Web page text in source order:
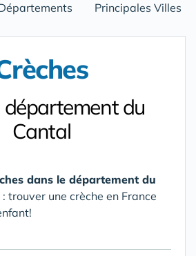
Principales Villes
département du
Cantal
dans le département du
trouver une crèche en France